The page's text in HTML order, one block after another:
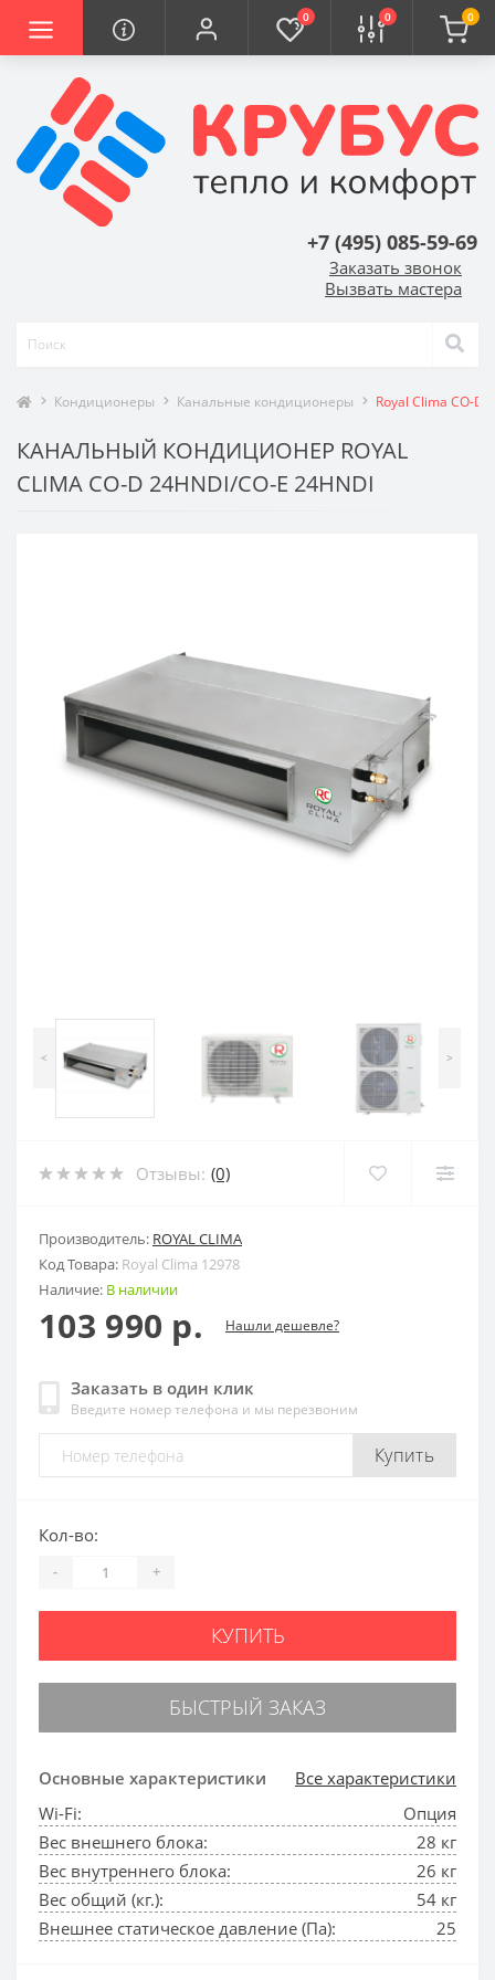
0 0 0
+7 (495) 085-59-69
Заказать звонок
Вызвать мастера
Кондиционеры Канальные кондиционеры Royal Clima CO-D
КАНАЛЬНЫЙ КОНДИЦИОНЕР ROYAL
CLIMA CO-D 24HNDI/CO-E 24HNDI
< >
Отзывы: (0)
Производитель: ROYAL CLIMA
Код Товара: Royal Clima 12978
Наличие: В наличии
103 990 р. Нашли дешевле?
Заказать в один клик
Введите номер телефона и мы перезвоним
Купить
Основные характеристики
Все характеристики
Wi-Fi:
Опция
Вес внешнего блока:
28 кг
Вес внутреннего блока:
26 кг
Вес общий (кг.):
54 кг
Внешнее статическое давление (Па):
25
Кол-во:
- +
КУПИТЬ
БЫСТРЫЙ ЗАКАЗ